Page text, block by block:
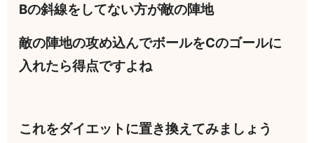
Bの斜線をしてない方が敵の陣地
敵の陣地の攻め込んでボールをCのゴールに
入れたら得点ですよね
これをダイエットに置き換えてみましょう